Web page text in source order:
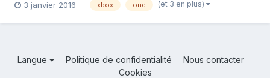
Halo MCC Halo 5 : Guardians Mad Max J'ai fixé un prix qui me
3 janvier 2016 xbox one (et 3 en plus)
Langue Politique de confidentialité
Nous contacter
Cookies